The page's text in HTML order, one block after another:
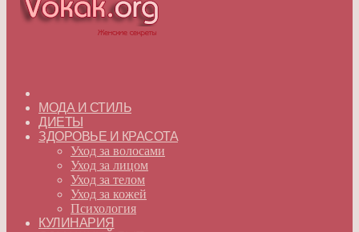
МОДА И СТИЛЬ
ДИЕТЫ
ЗДОРОВЬЕ И КРАСОТА
Уход за волосами
Уход за лицом
Уход за телом
Уход за кожей
Психология
КУЛИНАРИЯ